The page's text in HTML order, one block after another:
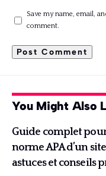
Save my name, email,
comment.
You Might Also
Guide complet
norme APA d’un
astuces et conseils